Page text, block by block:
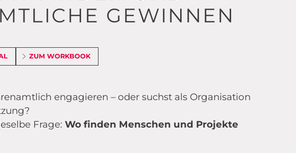
GEWINNEN
ZUM WORKBOOK
engagieren – oder suchst als Organisation
Frage: Wo finden Menschen und Projekte